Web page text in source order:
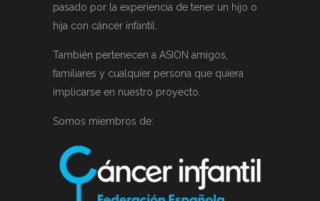
pasado por la experiencia de tener un hijo o
hija con cáncer infantil.
También pertenecen a ASION amigos,
familiares y cualquier persona que quiera
implicarse en nuestro proyecto.
Somos miembros de: